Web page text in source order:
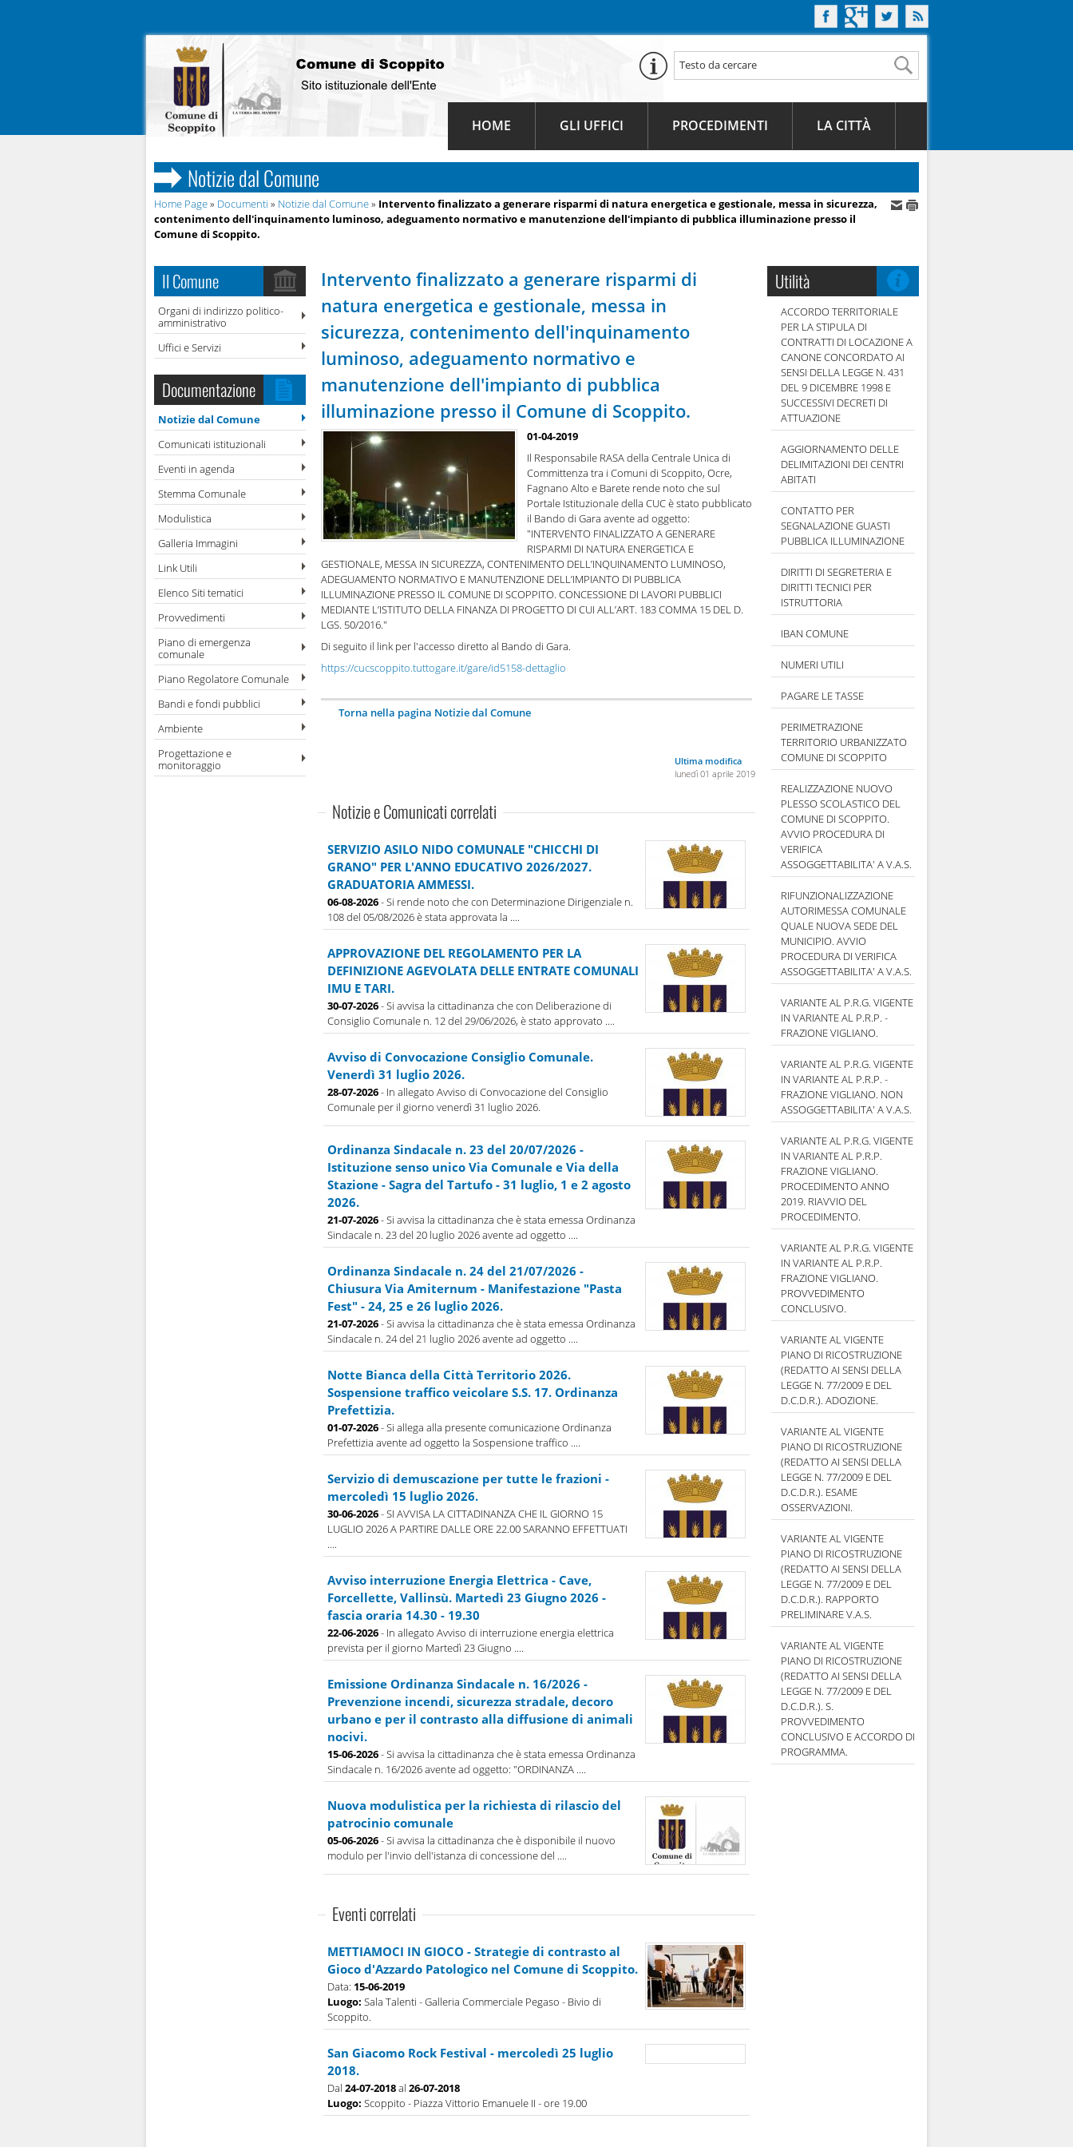
HOME GLI UFFICI PROCEDIMENTI LA CITTÀ
Notizie dal Comune
Home Page» Documenti » Notizie dal Comune» Intervento finalizzato a generare risparmi di natura energetica e gestionale, messa in sicurezza,
contenimento dell'inquinamento luminoso, adeguamento normativo e manutenzione dell'impianto di pubblica illuminazione presso il
Comune di Scoppito.
Il Comune
Organi di indirizzo politico-
amministrativo
Uffici e Servizi
Documentazione
Notizie dal Comune
Comunicati istituzionali
Eventi in agenda
Stemma Comunale
Modulistica
Galleria Immagini
Link Utili
Elenco Siti tematici
Provvedimenti
Piano di emergenza
comunale
Piano Regolatore Comunale
Bandi e fondi pubblici
Ambiente
Progettazione e
monitoraggio
Utilità
ACCORDO TERRITORIALE
PER LA STIPULA DI
CONTRATTI DI LOCAZIONE A
CANONE CONCORDATO AI
SENSI DELLA LEGGE N. 431
DEL 9 DICEMBRE 1998 E
SUCCESSIVI DECRETI DI
ATTUAZIONE
AGGIORNAMENTO DELLE
DELIMITAZIONI DEI CENTRI
ABITATI
CONTATTO PER
SEGNALAZIONE GUASTI
PUBBLICA ILLUMINAZIONE
DIRITTI DI SEGRETERIA E
DIRITTI TECNICI PER
ISTRUTTORIA
IBAN COMUNE
NUMERI UTILI
PAGARE LE TASSE
PERIMETRAZIONE
TERRITORIO URBANIZZATO
COMUNE DI SCOPPITO
REALIZZAZIONE NUOVO
PLESSO SCOLASTICO DEL
COMUNE DI SCOPPITO.
AVVIO PROCEDURA DI
VERIFICA
ASSOGGETTABILITA' A V.A.S.
RIFUNZIONALIZZAZIONE
AUTORIMESSA COMUNALE
QUALE NUOVA SEDE DEL
MUNICIPIO. AVVIO
PROCEDURA DI VERIFICA
ASSOGGETTABILITA' A V.A.S.
VARIANTE AL P.R.G. VIGENTE
IN VARIANTE AL P.R.P. -
FRAZIONE VIGLIANO.
VARIANTE AL P.R.G. VIGENTE
IN VARIANTE AL P.R.P. -
FRAZIONE VIGLIANO. NON
ASSOGGETTABILITA' A V.A.S.
VARIANTE AL P.R.G. VIGENTE
IN VARIANTE AL P.R.P.
FRAZIONE VIGLIANO.
PROCEDIMENTO ANNO
2019. RIAVVIO DEL
PROCEDIMENTO.
VARIANTE AL P.R.G. VIGENTE
IN VARIANTE AL P.R.P.
FRAZIONE VIGLIANO.
PROVVEDIMENTO
CONCLUSIVO.
VARIANTE AL VIGENTE
PIANO DI RICOSTRUZIONE
(REDATTO AI SENSI DELLA
LEGGE N. 77/2009 E DEL
D.C.D.R.). ADOZIONE.
VARIANTE AL VIGENTE
PIANO DI RICOSTRUZIONE
(REDATTO AI SENSI DELLA
LEGGE N. 77/2009 E DEL
D.C.D.R.). ESAME
OSSERVAZIONI.
VARIANTE AL VIGENTE
PIANO DI RICOSTRUZIONE
(REDATTO AI SENSI DELLA
LEGGE N. 77/2009 E DEL
D.C.D.R.). RAPPORTO
PRELIMINARE V.A.S.
VARIANTE AL VIGENTE
PIANO DI RICOSTRUZIONE
(REDATTO AI SENSI DELLA
LEGGE N. 77/2009 E DEL
D.C.D.R.). S.
PROVVEDIMENTO
CONCLUSIVO E ACCORDO DI
PROGRAMMA.
Intervento finalizzato a generare risparmi di
natura energetica e gestionale, messa in
sicurezza, contenimento dell'inquinamento
luminoso, adeguamento normativo e
manutenzione dell'impianto di pubblica
illuminazione presso il Comune di Scoppito.
01-04-2019
Il Responsabile RASA della Centrale Unica di
Committenza tra i Comuni di Scoppito, Ocre,
Fagnano Alto e Barete rende noto che sul
Portale Istituzionale della CUC è stato pubblicato
il Bando di Gara avente ad oggetto:
"INTERVENTO FINALIZZATO A GENERARE
RISPARMI DI NATURA ENERGETICA E
GESTIONALE, MESSA IN SICUREZZA, CONTENIMENTO DELL’INQUINAMENTO LUMINOSO,
ADEGUAMENTO NORMATIVO E MANUTENZIONE DELL’IMPIANTO DI PUBBLICA
ILLUMINAZIONE PRESSO IL COMUNE DI SCOPPITO. CONCESSIONE DI LAVORI PUBBLICI
MEDIANTE L’ISTITUTO DELLA FINANZA DI PROGETTO DI CUI ALL’ART. 183 COMMA 15 DEL D.
LGS. 50/2016."
Di seguito il link per l'accesso diretto al Bando di Gara.
https://cucscoppito.tuttogare.it/gare/id5158-dettaglio
Torna nella pagina Notizie dal Comune
Ultima modifica
lunedì 01 aprile 2019
Notizie e Comunicati correlati
SERVIZIO ASILO NIDO COMUNALE "CHICCHI DI
GRANO" PER L'ANNO EDUCATIVO 2026/2027.
GRADUATORIA AMMESSI.
06-08-2026- Si rende noto che con Determinazione Dirigenziale n.
108 del 05/08/2026 è stata approvata la ....
APPROVAZIONE DEL REGOLAMENTO PER LA
DEFINIZIONE AGEVOLATA DELLE ENTRATE COMUNALI
IMU E TARI.
30-07-2026- Si avvisa la cittadinanza che con Deliberazione di
Consiglio Comunale n. 12 del 29/06/2026, è stato approvato ....
Avviso di Convocazione Consiglio Comunale.
Venerdì 31 luglio 2026.
28-07-2026- In allegato Avviso di Convocazione del Consiglio
Comunale per il giorno venerdì 31 luglio 2026.
Ordinanza Sindacale n. 23 del 20/07/2026 -
Istituzione senso unico Via Comunale e Via della
Stazione - Sagra del Tartufo - 31 luglio, 1 e 2 agosto
2026.
21-07-2026- Si avvisa la cittadinanza che è stata emessa Ordinanza
Sindacale n. 23 del 20 luglio 2026 avente ad oggetto ....
Ordinanza Sindacale n. 24 del 21/07/2026 -
Chiusura Via Amiternum - Manifestazione "Pasta
Fest" - 24, 25 e 26 luglio 2026.
21-07-2026- Si avvisa la cittadinanza che è stata emessa Ordinanza
Sindacale n. 24 del 21 luglio 2026 avente ad oggetto ....
Notte Bianca della Città Territorio 2026.
Sospensione traffico veicolare S.S. 17. Ordinanza
Prefettizia.
01-07-2026- Si allega alla presente comunicazione Ordinanza
Prefettizia avente ad oggetto la Sospensione traffico ....
Servizio di demuscazione per tutte le frazioni -
mercoledì 15 luglio 2026.
30-06-2026- SI AVVISA LA CITTADINANZA CHE IL GIORNO 15
LUGLIO 2026 A PARTIRE DALLE ORE 22.00 SARANNO EFFETTUATI
....
Avviso interruzione Energia Elettrica - Cave,
Forcellette, Vallinsù. Martedì 23 Giugno 2026 -
fascia oraria 14.30 - 19.30
22-06-2026- In allegato Avviso di interruzione energia elettrica
prevista per il giorno Martedì 23 Giugno ....
Emissione Ordinanza Sindacale n. 16/2026 -
Prevenzione incendi, sicurezza stradale, decoro
urbano e per il contrasto alla diffusione di animali
nocivi.
15-06-2026- Si avvisa la cittadinanza che è stata emessa Ordinanza
Sindacale n. 16/2026 avente ad oggetto: "ORDINANZA ....
Nuova modulistica per la richiesta di rilascio del
patrocinio comunale
05-06-2026- Si avvisa la cittadinanza che è disponibile il nuovo
modulo per l'invio dell'istanza di concessione del ....
Eventi correlati
METTIAMOCI IN GIOCO - Strategie di contrasto al
Gioco d'Azzardo Patologico nel Comune di Scoppito.
Data: 15-06-2019
Luogo: Sala Talenti - Galleria Commerciale Pegaso - Bivio di
Scoppito.
San Giacomo Rock Festival - mercoledì 25 luglio
2018.
Dal 24-07-2018al 26-07-2018
Luogo: Scoppito - Piazza Vittorio Emanuele II - ore 19.00